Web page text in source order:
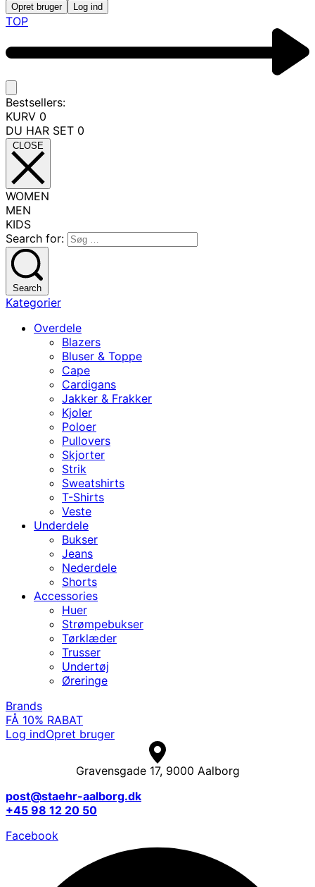
Opret bruger Log ind
TOP
Bestsellers:
KURV 0
DU HAR SET 0
CLOSE
WOMEN
MEN
KIDS
Search for:
Search
Kategorier
Overdele
Blazers
Bluser & Toppe
Cape
Cardigans
Jakker & Frakker
Kjoler
Poloer
Pullovers
Skjorter
Strik
Sweatshirts
T-Shirts
Veste
Underdele
Bukser
Jeans
Nederdele
Shorts
Accessories
Huer
Strømpebukser
Tørklæder
Trusser
Undertøj
Øreringe
Brands
FÅ 10% RABAT
Log indOpret bruger
Gravensgade 17, 9000 Aalborg
post@staehr-aalborg.dk
+45 98 12 20 50
Facebook